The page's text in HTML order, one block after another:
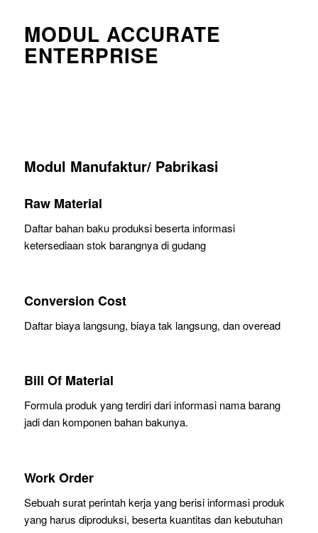
MODUL ACCURATE
ENTERPRISE
Modul Manufaktur/ Pabrikasi
Raw Material
Daftar bahan baku produksi beserta informasi
ketersediaan stok barangnya di gudang
Conversion Cost
Daftar biaya langsung, biaya tak langsung, dan overead
Bill Of Material
Formula produk yang terdiri dari informasi nama barang
jadi dan komponen bahan bakunya.
Work Order
Sebuah surat perintah kerja yang berisi informasi produk
yang harus diproduksi, beserta kuantitas dan kebutuhan